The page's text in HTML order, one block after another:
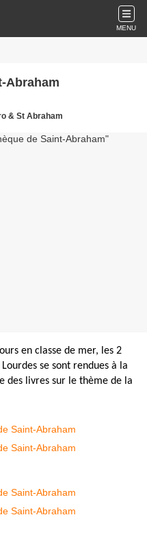
MENU
Abraham
& St Abraham
en classe de mer, les 2
se sont rendues à la
des livres sur le thème de la